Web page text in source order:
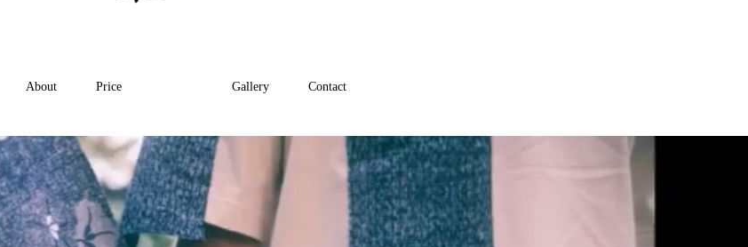
About Price Gallery Contact